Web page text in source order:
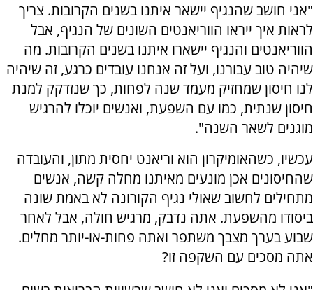
"אני חושב שהנגיף יישאר איתנו בשנים הקרובות. צריך
לראות איך ייראו הווריאנטים השונים של הנגיף, אבל
הווריאנטים והנגיף יישארו איתנו בשנים הקרובות. מה
שיהיה טוב עבורנו, ועל זה אנחנו עובדים כרגע, זה שיהיה
לנו חיסון שמחזיק מעמד שנה לפחות, כך שנזדקק למנת
חיסון שנתית, כמו עם השפעת, ואנשים יוכלו להרגיש
מוגנים לשאר השנה".
עכשיו, כשהאומיקרון הוא וריאנט יחסית מתון, והעובדה
שהחיסונים אכן מונעים מאיתנו מחלה קשה, אנשים
מתחילים לחשוב שאולי נגיף הקורונה לא באמת שונה
ביסודו מהשפעת. אתה נדבק, מרגיש חולה, אבל לאחר
שבוע בערך מצבך משתפר ואתה פחות-או-יותר מחלים.
אתה מסכים עם השקפה זו?